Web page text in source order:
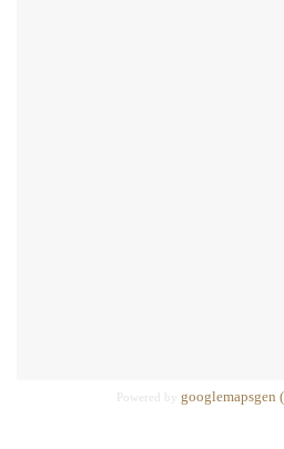
Powered bygooglemapsgen